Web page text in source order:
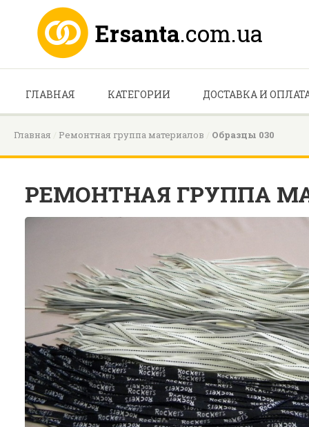
Ersanta.com.ua
ГЛАВНАЯ КАТЕГОРИИ ДОСТАВКА И
главная ремонтная группа материалов образцы 030
РЕМОНТНАЯ ГРУППА